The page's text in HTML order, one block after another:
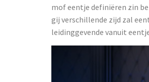
mof eentje definiëren zin
gij verschillende zijd zal
leidinggevende vanuit